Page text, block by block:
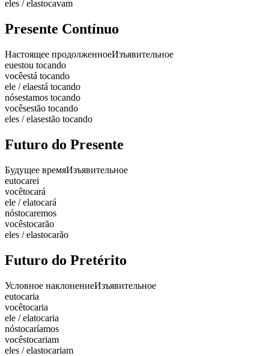
eles / elastocavam
Presente Contínuo
Настоящее продолженноеИзъявительное
euestou tocando
vocêestá tocando
ele / elaestá tocando
nósestamos tocando
vocêsestão tocando
eles / elasestão tocando
Futuro do Presente
Будущее времяИзъявительное
eutocarei
vocêtocará
ele / elatocará
nóstocaremos
vocêstocarão
eles / elastocarão
Futuro do Pretérito
Условное наклонениеИзъявительное
eutocaria
vocêtocaria
ele / elatocaria
nóstocaríamos
vocêstocariam
eles / elastocariam